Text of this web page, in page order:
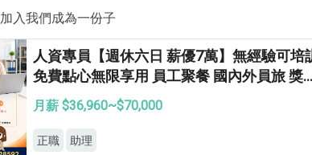
加入我們成為一份子
人資專員【週休六日 薪優7萬】無經驗可培
免費點心無限享用 員工聚餐 國內外員旅 獎金
無上限
月薪 $36,960~$70,000
正職 助理